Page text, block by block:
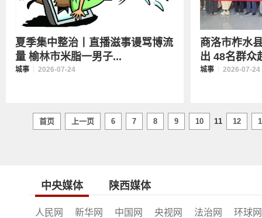
夏季集中整治丨直播滋事谩骂博流
量 榆林市米脂一男子...
城事 2026-07-24
商洛市柞水
出 48名群众
城事 2026-07-24
首页 上一页 6 7 8 9 10 11 12
中央媒体 陕西媒体
人民网 新华网 中国网 央视网 法治网 环球网